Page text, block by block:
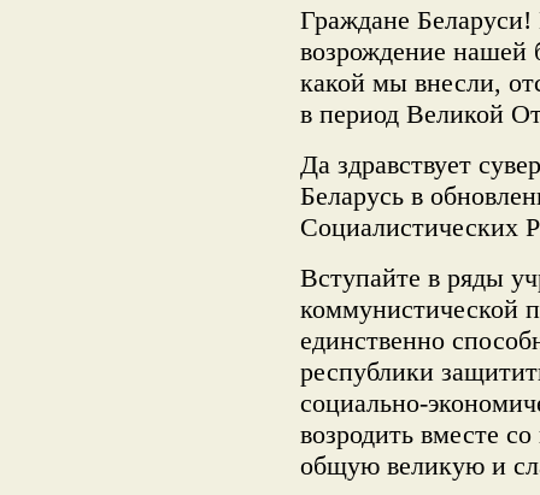
Граждане
возрождение
какой мы внесли,
в период Великой
Да здравствует
Беларусь в
Социалистических
Вступайте в ряды
коммунистической
единственно
республики
социально-
возродить вместе
общую великую и